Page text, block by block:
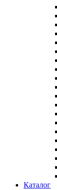
Каталог